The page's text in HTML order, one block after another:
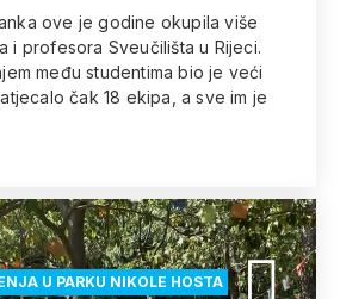
ove je godine okupila više
i profesora Sveučilišta u Rijeci.
među studentima bio je veći
čak 18 ekipa, a sve im je
U PARKU NIKOLE HOSTA